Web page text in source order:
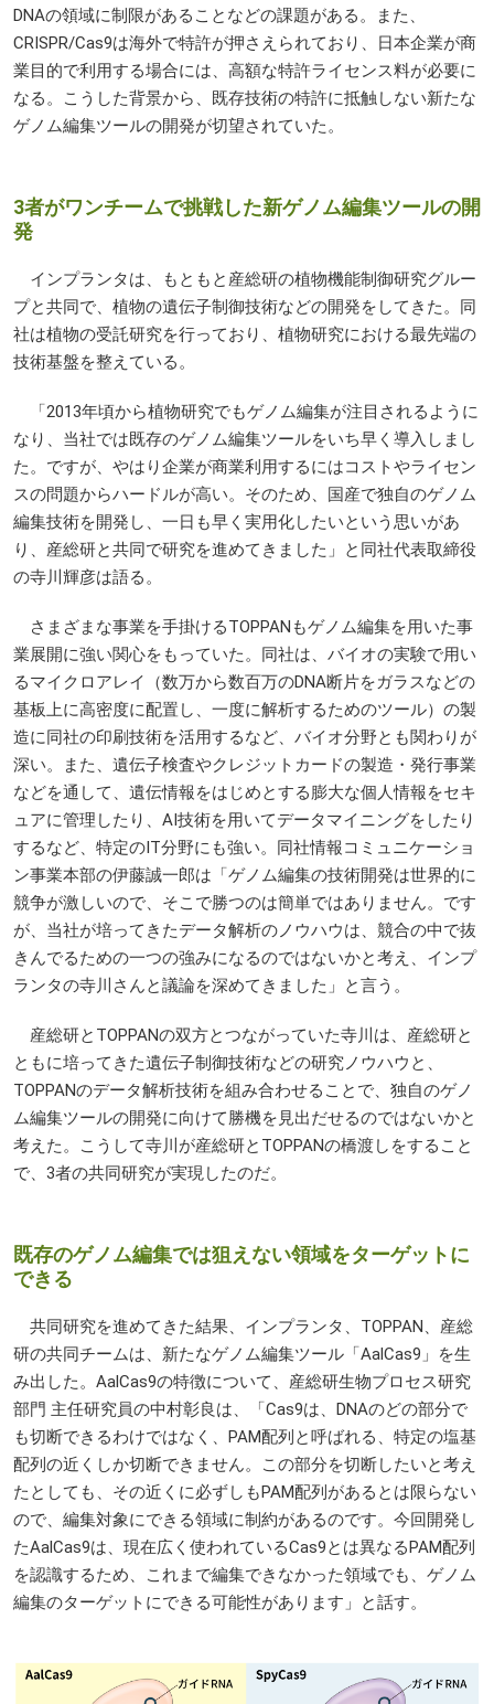
DNAの領域に制限があることなどの課題がある。また、
CRISPR/Cas9は海外で特許が押さえられており、日本企業が商
業目的で利用する場合には、高額な特許ライセンス料が必要に
なる。こうした背景から、既存技術の特許に抵触しない新たな
ゲノム編集ツールの開発が切望されていた。
3者がワンチームで挑戦した新ゲノム編集ツールの開
発
インプランタは、もともと産総研の植物機能制御研究グルー
プと共同で、植物の遺伝子制御技術などの開発をしてきた。同
社は植物の受託研究を行っており、植物研究における最先端の
技術基盤を整えている。
「2013年頃から植物研究でもゲノム編集が注目されるように
なり、当社では既存のゲノム編集ツールをいち早く導入しまし
た。ですが、やはり企業が商業利用するにはコストやライセン
スの問題からハードルが高い。そのため、国産で独自のゲノム
編集技術を開発し、一日も早く実用化したいという思いがあ
り、産総研と共同で研究を進めてきました」と同社代表取締役
の寺川輝彦は語る。
さまざまな事業を手掛けるTOPPAN もゲノム編集を用いた事
業展開に強い関心をもっていた。同社は、バイオの実験で用い
るマイクロアレイ（数万から数百万のDNA断片をガラスなどの
基板上に高密度に配置し、一度に解析するためのツール）の製
造に同社の印刷技術を活用するなど、バイオ分野とも関わりが
深い。また、遺伝子検査やクレジットカードの製造・発行事業
などを通して、遺伝情報をはじめとする膨大な個人情報をセキ
ュアに管理したり、AI技術を用いてデータマイニングをしたり
するなど、特定のIT分野にも強い。同社情報コミュニケーショ
ン事業本部の伊藤誠一郎は「ゲノム編集の技術開発は世界的に
競争が激しいので、そこで勝つのは簡単ではありません。です
が、当社が培ってきたデータ解析のノウハウは、競合の中で抜
きんでるための一つの強みになるのではないかと考え、インプ
ランタの寺川さんと議論を深めてきました」と言う。
産総研と TOPPANの双方とつながっていた寺川は、産総研と
ともに培ってきた遺伝子制御技術などの研究ノウハウと、
TOPPANのデータ解析技術を組み合わせることで、独自のゲノ
ム編集ツールの開発に向けて勝機を見出だせるのではないかと
考えた。こうして寺川が産総研と TOPPANの橋渡しをすること
で、3者の共同研究が実現したのだ。
既存のゲノム編集では狙えない領域をターゲットに
できる
共同研究を進めてきた結果、インプランタ、 TOPPAN、産総
研の共同チームは、新たなゲノム編集ツール「AalCas9」を生
み出した。AalCas9の特徴について、産総研生物プロセス研究
部門 主任研究員の中村彰良は、「Cas9は、DNAのどの部分で
も切断できるわけではなく、PAM配列と呼ばれる、特定の塩基
配列の近くしか切断できません。この部分を切断したいと考え
たとしても、その近くに必ずしもPAM配列があるとは限らない
ので、編集対象にできる領域に制約があるのです。今回開発し
たAalCas9は、現在広く使われているCas9とは異なるPAM配列
を認識するため、これまで編集できなかった領域でも、ゲノム
編集のターゲットにできる可能性があります」と話す。